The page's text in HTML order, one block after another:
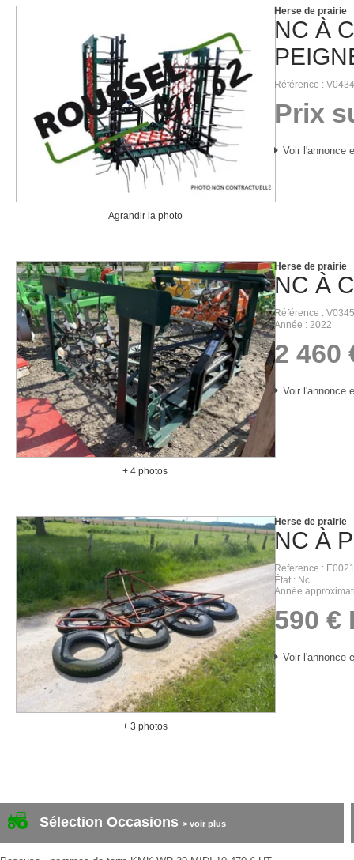
Agrandir la photo
NC À
Herse de prairie
Référence V0434
Prix
Voir l'annonce
+ 4 photos
NC À
Herse de prairie
Référence
V0345
Année
2022
2 460
Voir l'annonce
+ 3 photos
NC À
Herse de prairie
Référence
État
Nc
Année
590 €
Voir l'annonce
Sélection Occasions > voir plus